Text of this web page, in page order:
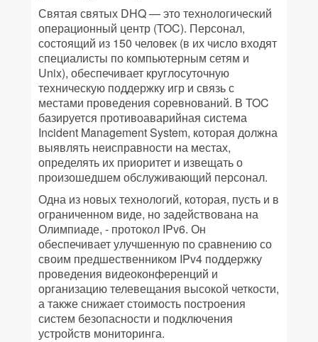
Святая святых DHQ — это технологический
операционный центр (TOC). Персонал,
состоящий из 150 человек (в их число входят
специалисты по компьютерным сетям и
Unix), обеспечивает круглосуточную
техническую поддержку игр и связь с
местами проведения соревнований. В TOC
базируется противоаварийная система
Incident Management System, которая должна
выявлять неисправности на местах,
определять их приоритет и извещать о
произошедшем обслуживающий персонал.
Одна из новых технологий, которая, пусть и в
ограниченном виде, но задействована на
Олимпиаде, - протокол IPv6. Он
обеспечивает улучшенную по сравнению со
своим предшественником IPv4 поддержку
проведения видеоконференций и
организацию телевещания высокой четкости,
а также снижает стоимость построения
систем безопасности и подключения
устройств мониторинга.